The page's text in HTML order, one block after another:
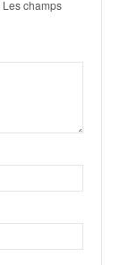
Les champs